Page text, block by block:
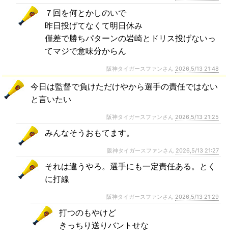
７回を何とかしのいで
昨日投げてなくて明日休み
僅差で勝ちパターンの岩崎とドリス投げないっ
てマジで意味分からん
阪神タイガースファンさん 2026,5/13 21:48
今日は監督で負けただけやから選手の責任ではない
と言いたい
阪神タイガースファンさん 2026,5/13 21:25
みんなそうおもてます。
阪神タイガースファンさん 2026,5/13 21:27
それは違うやろ。選手にも一定責任ある。とく
に打線
阪神タイガースファンさん 2026,5/13 21:29
打つのもやけど
きっちり送りバントせな